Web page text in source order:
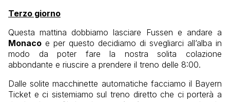
Terzo giorno
Questa mattina dobbiamo lasciare Fussen e andare a
Monaco e per questo decidiamo di svegliarci all’alba in
modo da poter fare la nostra solita colazione
abbondante e riuscire a prendere il treno delle 8:00.
Dalle solite macchinette automatiche facciamo il Bayern
Ticket e ci sistemiamo sul treno diretto che ci porterà a